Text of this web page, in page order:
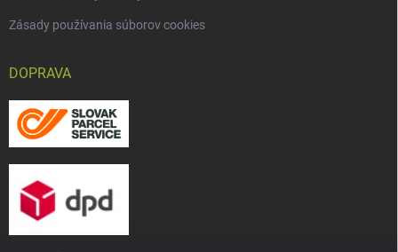
Zásady používania súborov cookies
DOPRAVA